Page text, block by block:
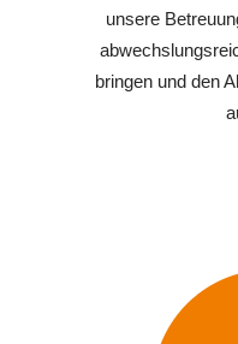
unsere
bringen und den